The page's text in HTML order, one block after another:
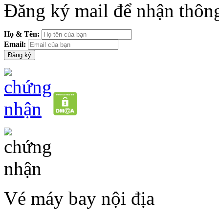
Đăng ký mail để nhận
Họ & Tên:
Email:
Vé máy bay nội địa